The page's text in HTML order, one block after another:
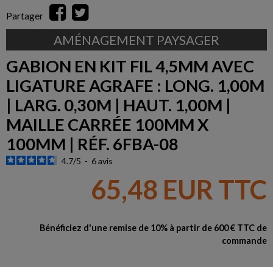
Partager
AMÉNAGEMENT PAYSAGER
GABION EN KIT FIL 4,5MM AVEC
LIGATURE AGRAFE : LONG. 1,00M
| LARG. 0,30M | HAUT. 1,00M |
MAILLE CARRÉE 100MM X
100MM | RÉF. 6FBA-08
4.7/5 - 6avis
65,48 EUR TTC
Bénéficiez d'une remise de 10% à partir de 600 € TTC de
commande